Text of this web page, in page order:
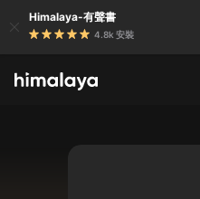
Himalaya-有聲書
4.8k 安裝